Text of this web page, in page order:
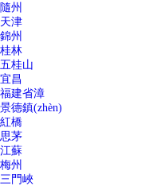
隨州
天津
錦州
桂林
五桂山
宜昌
福建省漳
景德鎮(zhèn)
紅橋
思茅
江蘇
梅州
三門峽